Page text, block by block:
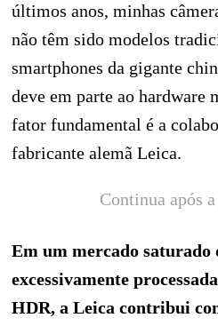
últimos anos, minhas
não têm sido modelos
smartphones da gigante
deve em parte ao hardware
fator fundamental é a
fabricante alemã Leica.
Continua após
Em um mercado saturado
excessivamente
HDR, a Leica contribui